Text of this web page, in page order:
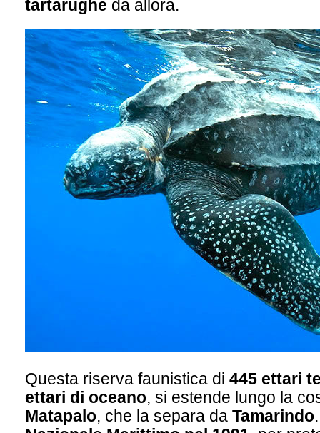
tartarughe da allora.
Questa riserva faunistica di 445 ettari
ettari di oceano, si estende lungo la
Matapalo, che la separa da Tamarindo